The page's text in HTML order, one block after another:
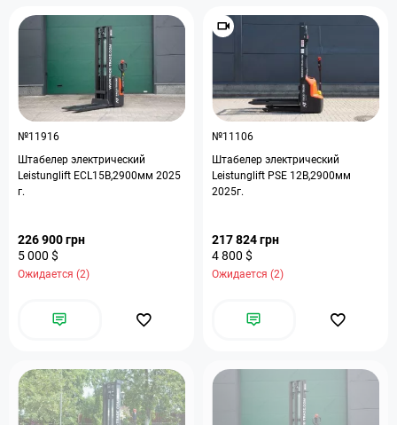
№11916
Штабелер электрический
Leistunglift ECL15B,2900мм 2025
г.
226 900 грн
5 000 $
Ожидается (2)
№11106
Штабелер электрический
Leistunglift PSE 12B,2900мм
2025г.
217 824 грн
4 800 $
Ожидается (2)